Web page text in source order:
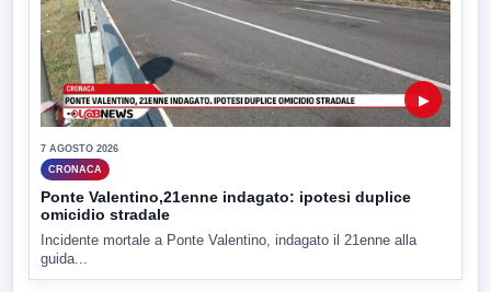
▶
7 AGOSTO 2026
CRONACA
Ponte Valentino,21enne indagato: ipotesi duplice
omicidio stradale
Incidente mortale a Ponte Valentino, indagato il 21enne alla
guida...